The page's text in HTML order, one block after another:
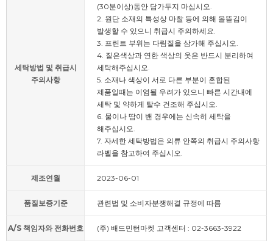
세탁방법 및 취급시
주의사항
(30분이상)동안 담가두지 마십시오.
2. 원단 소재의 특성상 마찰 등에 의해 올뜯김이
발생할 수 있으니 취급시 주의하세요.
3. 프린트 부위는 다림질을 삼가해 주십시오.
4. 짙은색상과 연한 색상의 옷은 반드시 분리하여
세탁해주십시오.
5. 소재나 색상이 서로 다른 부분이 혼합된
제품일때는 이염될 우려가 있으니 빠른 시간내에
세탁 및 약하게 탈수 건조해 주십시오.
6. 물이나 땀이 밴 경우에는 신속히 세탁을
해주십시오.
7. 자세한 세탁방법은 의류 안쪽의 취급시 주의사항
라벨을 참고하여 주십시오.
제조연월 2023-06-01
품질보증기준 관련법 및 소비자분쟁해결 규정에 따름
A/S 책임자와 전화번호 (주) 배드민턴마켓 고객센터 : 02-3663-3922